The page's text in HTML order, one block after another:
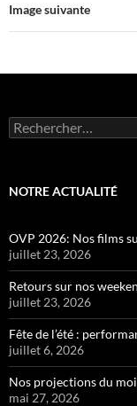
Image suivante
Rechercher :
NOTRE ACTUALITÉ
OVP 2026: Nos films
juillet 23, 2026
Retours sur nos
juillet 23, 2026
Fête de l’été :
juillet 6, 2026
Nos projections du
mai 27, 2026